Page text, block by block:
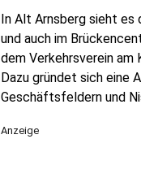
In Alt Arnsberg sieht es
und auch im
dem Verkehrsverein
Dazu gründet sich eine
Geschäftsfeldern und
Anzeige